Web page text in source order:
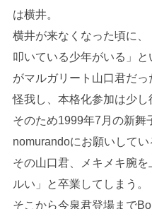
は横井。
横井が来なくなった頃に
叩いている少年がいる」
がマルガリート山口君だ
怪我し、本格化参加は少し
そのため1999年7月の新舞
nomurandoにお願いしてい
その山口君、メキメキ腕
ルい」と卒業してしまう。
そこから今泉君登場まで